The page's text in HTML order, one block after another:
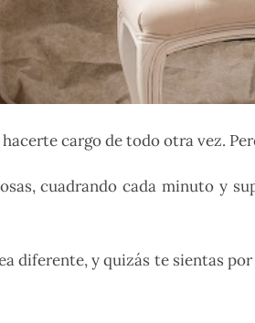
cargo de todo otra vez.
cuadrando cada minuto y
diferente, y quizás te sientas